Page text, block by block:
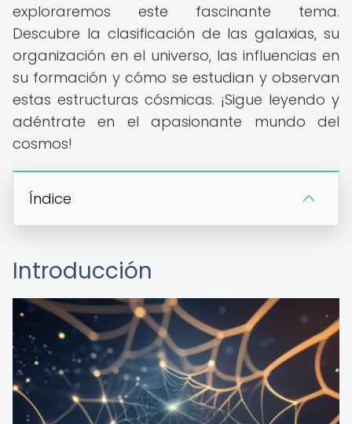
exploraremos este fascinante tema.
Descubre la clasificación de las galaxias, su
organización en el universo, las influencias en
su formación y cómo se estudian y observan
estas estructuras cósmicas. ¡Sigue leyendo y
adéntrate en el apasionante mundo del
cosmos!
Índice
Introducción